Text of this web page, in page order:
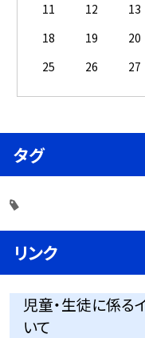
11
12 13
18
19 20
25
26 27
タグ
リンク
児童・生徒に係る
いて